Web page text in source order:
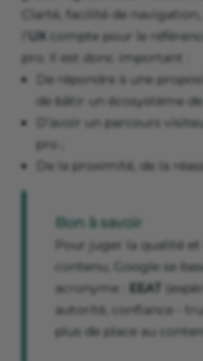
Clarté, facilité de
UX compte pour le
pro. Il est donc important :
De répondre à une
de bâtir un écosystème
D’avoir un parcours
pro ;
De la proximité, de la
Bon à savoir
Pour juger la qualité
contenu, Google se
acronyme :
EEAT
autorité, confiance -
plus de place au